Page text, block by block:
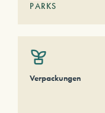
PARKS
Verpackungen